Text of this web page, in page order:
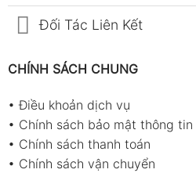
Đối Tác Liên Kết
CHÍNH SÁCH CHUNG
•Điều khoản dịch vụ
• Chính sách bảo mật thông tin
• Chính sách thanh toán
• Chính sách vận chuyển